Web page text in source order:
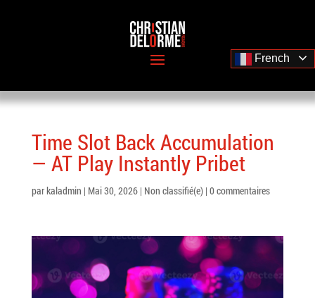
Time Slot Back Accumulation
— AT Play Instantly Pribet
parkaladmin | Mai 30, 2026| Non classifié(e)| 0 commentaires
French